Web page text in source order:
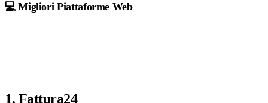
💻 Migliori Piattaforme Web
1. Fattura24